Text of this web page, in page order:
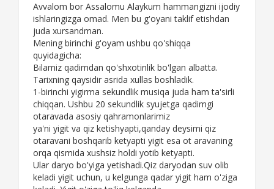
Avvalom bor Assalomu Alaykum hammangizni ijodiy
ishlaringizga omad. Men bu g'oyani taklif etishdan
juda xursandman.
Mening birinchi g'oyam ushbu qo'shiqqa
quyidagicha:
Bilamiz qadimdan qo'shxotinlik bo'lgan albatta.
Tarixning qaysidir asrida xullas boshladik.
1-birinchi yigirma sekundlik musiqa juda ham ta'sirli
chiqqan. Ushbu 20 sekundlik syujetga qadimgi
otaravada asosiy qahramonlarimiz
ya'ni yigit va qiz ketishyapti,qanday deysimi qiz
otaravani boshqarib ketyapti yigit esa ot aravaning
orqa qismida xushsiz holdi yotib ketyapti.
Ular daryo bo'yiga yetishadi.Qiz daryodan suv olib
keladi yigit uchun, u kelgunga qadar yigit ham o'ziga